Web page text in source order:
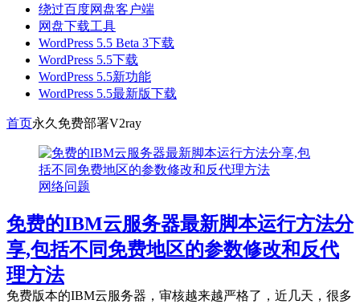
绕过百度网盘客户端
网盘下载工具
WordPress 5.5 Beta 3下载
WordPress 5.5下载
WordPress 5.5新功能
WordPress 5.5最新版下载
首页永久免费部署V2ray
网络问题
免费的IBM云服务器最新脚本运行方法分
享,包括不同免费地区的参数修改和反代
理方法
免费版本的IBM云服务器，审核越来越严格了，近几天，很多